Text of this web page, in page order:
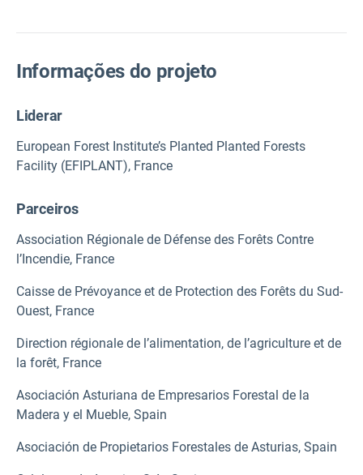
Informações do projeto
Liderar
European Forest Institute’s Planted Planted Forests
Facility (EFIPLANT), France
Parceiros
Association Régionale de Défense des Forêts Contre
l’Incendie, France
Caisse de Prévoyance et de Protection des Forêts du Sud-
Ouest, France
Direction régionale de l’alimentation, de l’agriculture et de
la forêt, France
Asociación Asturiana de Empresarios Forestal de la
Madera y el Mueble, Spain
Asociación de Propietarios Forestales de Asturias, Spain